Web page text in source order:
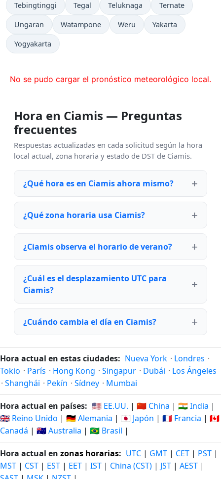
Tebingtinggi Tegal Teluknaga Ternate
Ungaran Watampone Weru Yakarta
Yogyakarta
No se pudo cargar el pronóstico meteorológico local.
Hora en Ciamis — Preguntas
frecuentes
Respuestas actualizadas en cada solicitud según la hora
local actual, zona horaria y estado de DST de Ciamis.
¿Qué hora es en Ciamis ahora mismo?
¿Qué zona horaria usa Ciamis?
¿Ciamis observa el horario de verano?
¿Cuál es el desplazamiento UTC para
Ciamis?
¿Cuándo cambia el día en Ciamis?
Hora actual en estas ciudades: Nueva York · Londres ·
Tokio · París · Hong Kong · Singapur · Dubái · Los Ángeles
· Shanghái · Pekín · Sídney · Mumbai
Hora actual en países: 🇺🇸 EE.UU. | 🇨🇳 China | 🇮🇳 India |
🇬🇧 Reino Unido | 🇩🇪 Alemania | 🇯🇵 Japón | 🇫🇷 Francia | 🇨🇦
Canadá | 🇦🇺 Australia | 🇧🇷 Brasil |
Hora actual en zonas horarias: UTC | GMT | CET | PST |
MST | CST | EST | EET | IST | China (CST) | JST | AEST |